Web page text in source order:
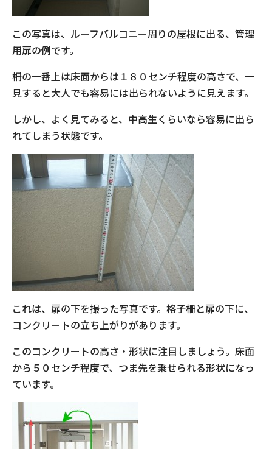
この写真は、ルーフバルコニー周りの屋根に出る、管理
用扉の例です。
柵の一番上は床面からは１８０センチ程度の高さで、一
見すると大人でも容易には出られないように見えます。
しかし、よく見てみると、中高生くらいなら容易に出ら
れてしまう状態です。
これは、扉の下を撮った写真です。格子柵と扉の下に、
コンクリートの立ち上がりがあります。
このコンクリートの高さ・形状に注目しましょう。床面
から５０センチ程度で、つま先を乗せられる形状になっ
ています。